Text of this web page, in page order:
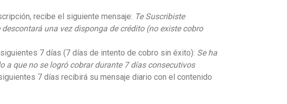
recibe el siguiente mensaje: Te Suscribiste
una vez disponga de crédito (no existe cobro
7 días (7 días de intento de cobro sin éxito): Se ha
que no se logró cobrar durante 7 días consecutivos
7 días recibirá su mensaje diario con el contenido